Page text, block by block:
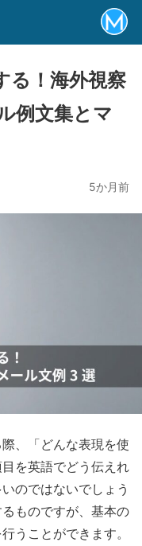
る！海外視察
例文集とマ
5か月前
、「どんな表現を使
を英語でどう伝えれ
のではないでしょう
ものですが、基本の
うことができます。